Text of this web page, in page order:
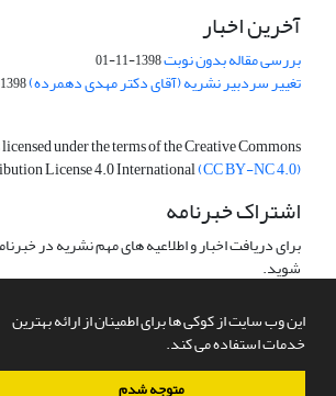
این وب سایت از کوکی ها برای اطمینان از ارائه بهترین
خدمات استفاده می کند.
متوجه شدم
آخرین اخبار
بررسی مقاله بدون نوبت1398-11-01
تغییر سردبیر نشریه (آقای دکتر مهدی دهمرده)1398-10-24
under the terms of the Creative Commons
License 4.0 International(CC BY-NC 4.0)
اشتراک خبرنامه
برای دریافت اخبار و اطلاعیه های مهم نشریه در
شوید.